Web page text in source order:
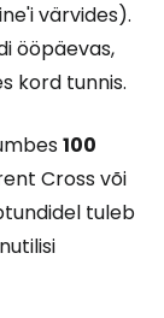
värvides).
ööpäevas,
kord tunnis.
100
Cross või
tuleb